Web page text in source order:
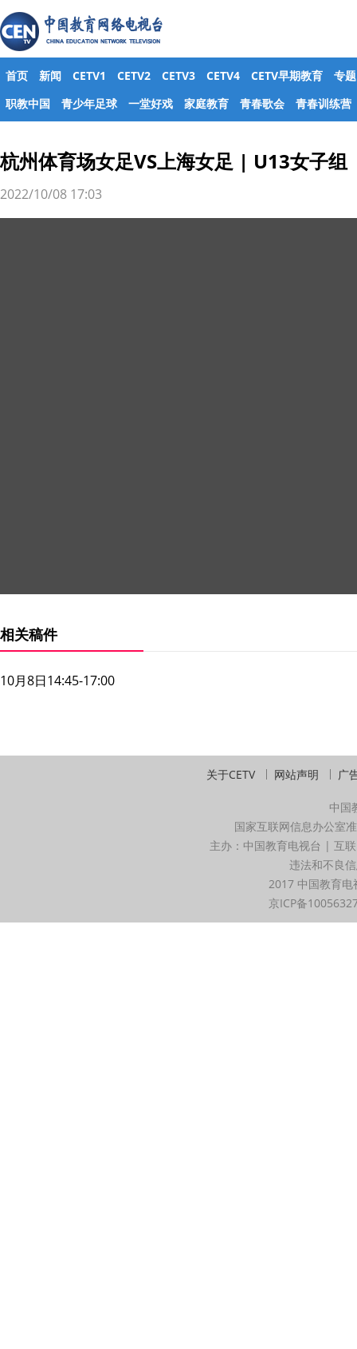
首页 新闻 CETV1 CETV2 CETV3 CETV4 CETV早期教育
专题
职教中国
青少年足球 一堂好戏 家庭教育 青春歌会 青春训练营
杭州体育场女足VS上海女足 | U13女子组
2022/10/08 17:03
相关稿件
10月8日14:45-17:00
关于CETV 网站声明 广
中国
国家互联网信息办公室
主办：中国教育电视台 | 互
违法和不良
2017 中国教育
京ICP备